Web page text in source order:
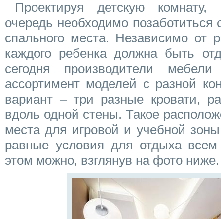
Проектируя детскую
очередь необходимо позаботиться
спального места. Независимо от
каждого ребенка должна быть
сегодня производители
ассортимент моделей с разной
вариант – три разные кровати,
вдоль одной стены. Такое
места для игровой и учебной
равные условия для отдыха
этом можно, взглянув на фото ниже.